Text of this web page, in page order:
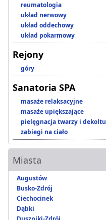
reumatologia
układ nerwowy
układ oddechowy
układ pokarmowy
Rejony
góry
Sanatoria SPA
masaże relaksacyjne
masaże upiększające
pielęgnacja twarzy i dekoltu
zabiegi na ciało
Miasta
Augustów
Busko-Zdrój
Ciechocinek
Dąbki